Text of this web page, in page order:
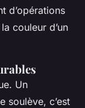
d’opérations
couleur d’un
Un
soulève, c’est